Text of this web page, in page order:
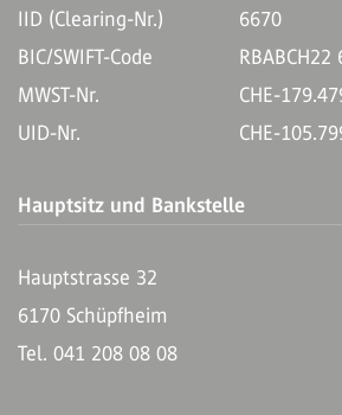
IID (Clearing-Nr.)
6670
BIC/SWIFT-Code
RBABCH22
MWST-Nr.
CHE-
UID-Nr.
CHE-
Hauptsitz und Bankstelle
Hauptstrasse 32
6170 Schüpfheim
Tel. 041 208 08 08